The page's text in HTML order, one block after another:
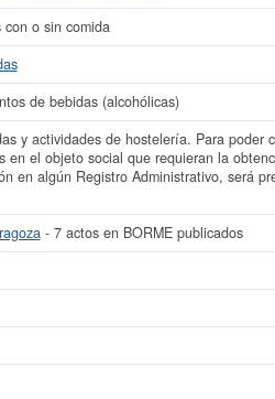
empresa se ha realizado el 01/10/2024.
o sin comida
de bebidas (alcohólicas)
y actividades de hostelería. Para poder
en el objeto social que requieran la
en algún Registro Administrativo, será
- 7 actos en BORME publicados